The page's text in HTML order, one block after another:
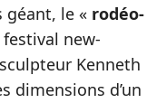
le « rodéo-
festival new-
Kenneth
dimensions d’un